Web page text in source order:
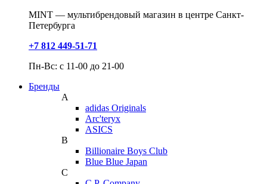
MINT — мультибрендовый магазин в центре Санкт-
Петербурга
+7 812 449-51-71
Пн-Вс: с 11-00 до 21-00
Бренды
A
adidas Originals
Arc'teryx
ASICS
B
Billionaire Boys Club
Blue Blue Japan
C